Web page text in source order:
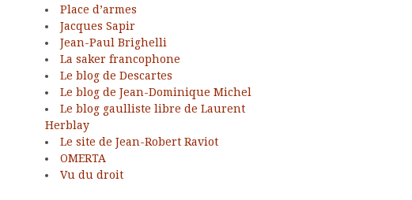
Place d’armes
Jacques Sapir
Jean-Paul Brighelli
La saker francophone
Le blog de Descartes
Le blog de Jean-Dominique Michel
Le blog gaulliste libre de Laurent
Herblay
Le site de Jean-Robert Raviot
OMERTA
Vu du droit